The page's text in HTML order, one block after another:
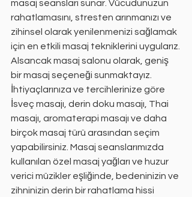
masaj seansları sunar. Vücudunuzun
rahatlamasını, stresten arınmanızı ve
zihinsel olarak yenilenmenizi sağlamak
için en etkili masaj tekniklerini uygularız.
Alsancak masaj salonu olarak, geniş
bir masaj seçeneği sunmaktayız.
İhtiyaçlarınıza ve tercihlerinize göre
İsveç masajı, derin doku masajı, Thai
masajı, aromaterapi masajı ve daha
birçok masaj türü arasından seçim
yapabilirsiniz. Masaj seanslarımızda
kullanılan özel masaj yağları ve huzur
verici müzikler eşliğinde, bedeninizin ve
zihninizin derin bir rahatlama hissi